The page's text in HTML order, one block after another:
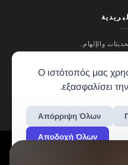
والإلهام.
🍪 Ο ιστότοπός μας
εξασφαλίσει
Απόρριψη Όλων
Αποδοχή Όλων